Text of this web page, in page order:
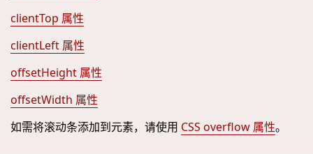
clientTop 属性
clientLeft 属性
offsetHeight 属性
offsetWidth 属性
如需将滚动条添加到元素，请使用 CSS overflow 属性。